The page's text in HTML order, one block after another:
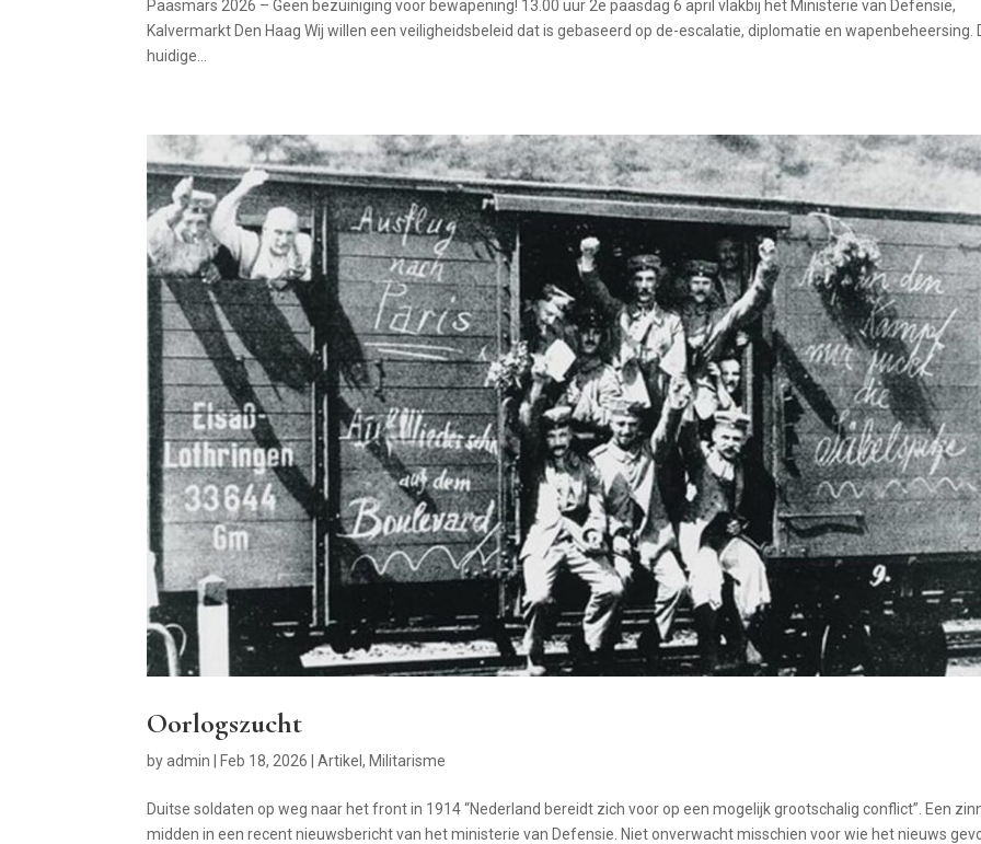
Paasmars 2026 – Geen bezuiniging voor bewapening! 13.00 uur 2e paasdag 6 april vlakbij het Ministerie van Defensie,
Kalvermarkt Den Haag Wij willen een veiligheidsbeleid dat is gebaseerd op de-escalatie, diplomatie en wapenbeheersing.
huidige...
Oorlogszucht
byadmin Feb 18, 2026 |Artikel, Militarisme
Duitse soldaten op weg naar het front in 1914 “Nederland bereidt zich voor op een mogelijk grootschalig conflict”. Een
midden in een recent nieuwsbericht van het ministerie van Defensie. Niet onverwacht misschien voor wie het nieuws